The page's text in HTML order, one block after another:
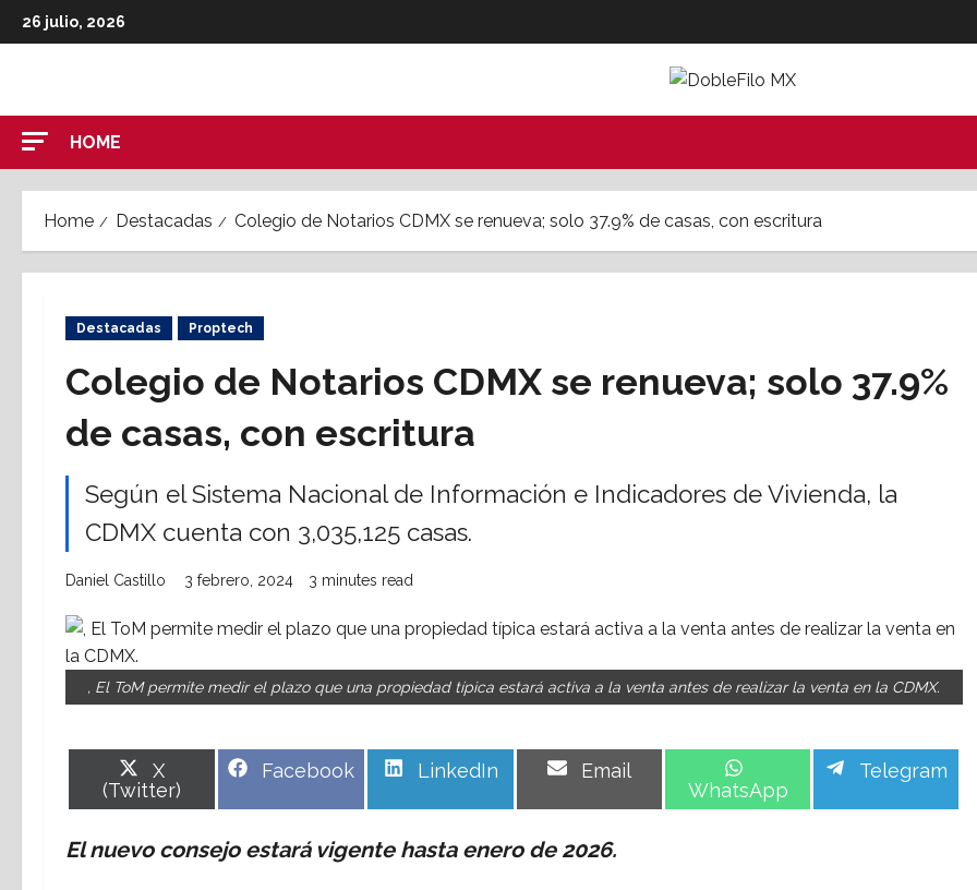
Skip
to
26 julio, 2026
HOME
Home Destacadas Colegio de Notarios CDMX se renueva; solo 37.9% de casas, con escritura
Destacadas Proptech
Colegio de Notarios CDMX se renueva; solo 37.9%
de casas, con escritura
Según el Sistema Nacional de Información e Indicadores de Vivienda, la
CDMX cuenta con 3,035,125 casas.
Daniel Castillo 3 febrero, 2024 3 minutes read
, El ToM permite medir el plazo que una propiedad típica estará activa a la venta antes de realizar la venta en la CDMX.
Share
on
X
(Twitter)
Share
Facebook
Share
LinkedIn
Share
Email
on
WhatsApp
Share
Telegram
El nuevo consejo estará vigente hasta enero de 2026.